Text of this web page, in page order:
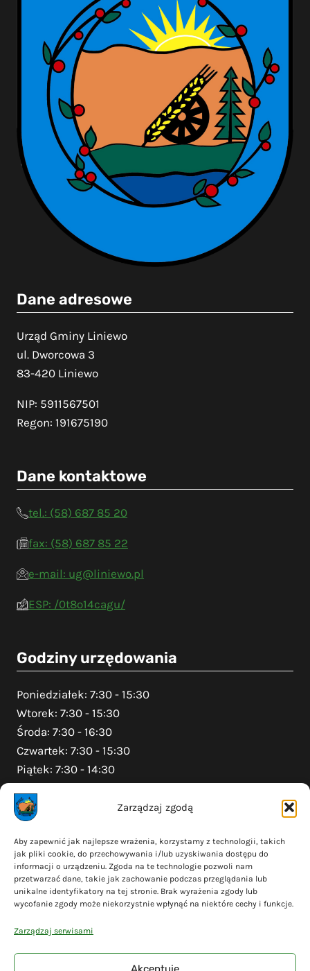
Zarządzaj zgodą
Aby zapewnić jak najlepsze wrażenia, korzystamy z technologii, takich
jak pliki cookie, do przechowywania i/lub uzyskiwania dostępu do
informacji o urządzeniu. Zgoda na te technologie pozwoli nam
przetwarzać dane, takie jak zachowanie podczas przeglądania lub
unikalne identyfikatory na tej stronie. Brak wyrażenia zgody lub
wycofanie zgody może niekorzystnie wpłynąć na niektóre cechy i funkcje.
Zarządzaj serwisami
Dane adresowe
Urząd Gminy Liniewo
ul. Dworcowa 3
83-420 Liniewo
NIP: 5911567501
Regon: 191675190
Dane kontaktowe
tel.: (58) 687 85 20
fax: (58) 687 85 22
e-mail: ug@liniewo.pl
ESP: /0t8o14cagu/
Godziny urzędowania
Poniedziałek: 7:30 - 15:30
Wtorek: 7:30 - 15:30
Środa: 7:30 - 16:30
Czwartek: 7:30 - 15:30
Piątek: 7:30 - 14:30
Na skróty
Polityka prywatności
Polityka plików cookies (EU)
Deklaracja dostępności
Mapa serwisu